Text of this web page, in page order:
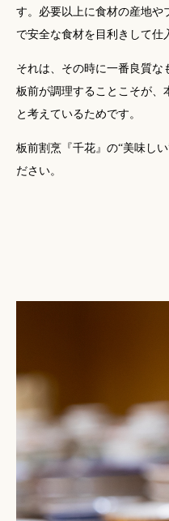
す。 必要以上に食材の産地や
で安全な食材を目利きして仕
それは、その時に一番良質な
板前が調理することこそが、
と考えているためです。
板前割烹『千花』の“美味し
ださい。